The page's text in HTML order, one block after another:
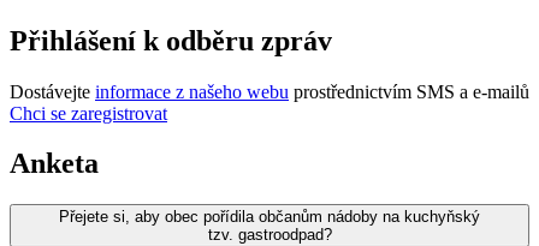
Přihlášení k odběru zpráv
Dostávejte informace z našeho webu prostřednictvím SMS a e-mailů
Chci se zaregistrovat
Anketa
Přejete si, aby obec pořídila občanům nádoby na kuchyňský
tzv. gastroodpad?